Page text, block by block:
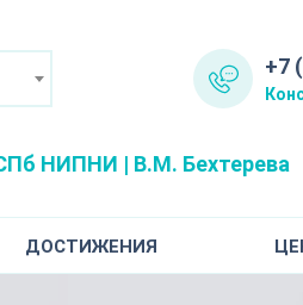
+7
НИПНИ | В.М. Бехтерева
ДОСТИЖЕНИЯ